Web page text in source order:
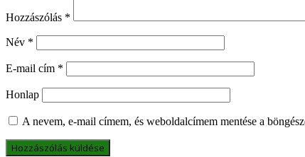
Hozzászólás *
Név *
E-mail cím *
Honlap
A nevem, e-mail címem, és weboldalcímem mentése a